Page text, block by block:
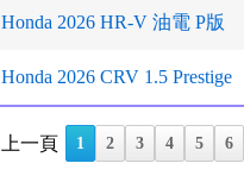
Honda 2026 HR-V 油電 P版
Honda 2026 CRV 1.5 Prestige
上一頁 1 2 3 4 5 6